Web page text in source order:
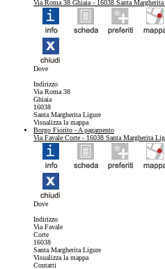
Via Roma 38 Ghiaia - 16038 Santa
Dove
Indirizzo
Via Roma 38
Ghiaia
16038
Santa Margherita Ligure
Visualizza la mappa
Borgo Fiorito - A pagamento
Via Favale Corte - 16038 Santa Margherita
Dove
Indirizzo
Via Favale
Corte
16038
Santa Margherita Ligure
Visualizza la mappa
Contatti